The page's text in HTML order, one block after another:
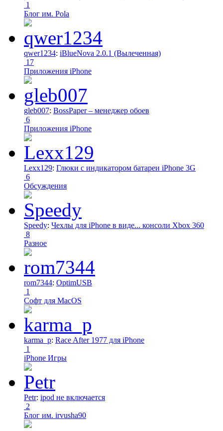
1
Блог им. Pola
qwer1234: iBlueNova 2.0.1 (Вылеченная)
17
Приложения iPhone
gleb007: BossPaper – менеджер обоев
6
Приложения iPhone
Lexx129: Глюки с индикатором батареи iPhone 3G
6
Обсуждения
Speedy: Чехлы для iPhone в виде... консоли Xbox 360
8
Разное
rom7344: OptimUSB
1
Софт для MacOS
karma_p: Race After 1977 для iPhone
1
iPhone Игры
Petr: ipod не включается
2
Блог им. irvusha90